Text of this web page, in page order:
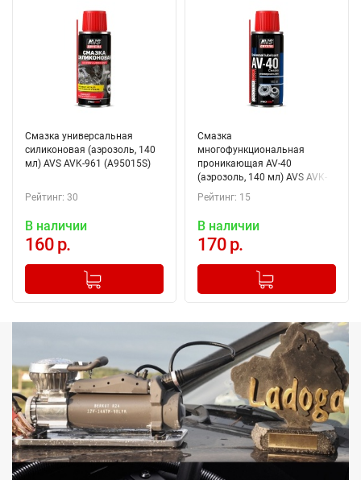
Смазка универсальная
силиконовая (аэрозоль, 140
мл) AVS AVK-961 (A95015S)
Рейтинг: 30
В наличии
160 р.
+
Добавлено в корзину
Смазка
многофункциональная
проникающая AV-40
(аэрозоль, 140 мл) AVS AVK-
962 (A95016S)
Рейтинг: 15
В наличии
170 р.
+
Добавлено в корзину